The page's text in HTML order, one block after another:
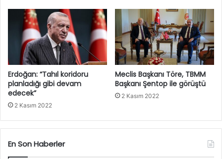
Erdoğan: “Tahıl koridoru
planladığı gibi devam
edecek”
2 Kasım 2022
Meclis Başkanı Töre, TBMM
Başkanı Şentop ile görüştü
2 Kasım 2022
En Son Haberler